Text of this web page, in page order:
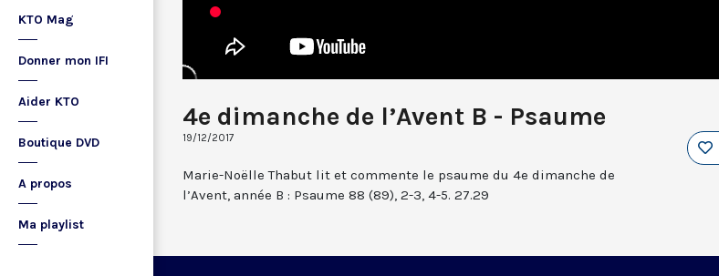
KTO Mag
Donner mon IFI
Aider KTO
Boutique DVD
A propos
Ma playlist
4e dimanche de l’Avent B - Psaume
19/12/2017
Marie-Noëlle Thabut lit et commente le psaume du 4e dimanche de
l’Avent, année B : Psaume 88 (89), 2-3, 4-5. 27.29